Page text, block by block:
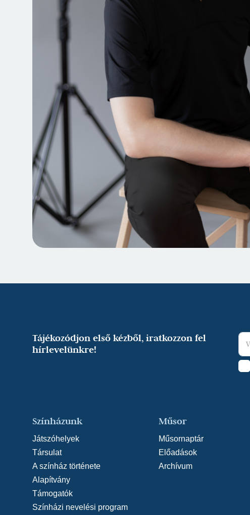
Tájékozódjon első kézből, iratkozzon fel
hírlevelünkre!
Színházunk
Játszóhelyek
Társulat
A színház története
Alapítvány
Támogatók
Színházi nevelési program
Műsor
Műsornaptár
Előadások
Archívum